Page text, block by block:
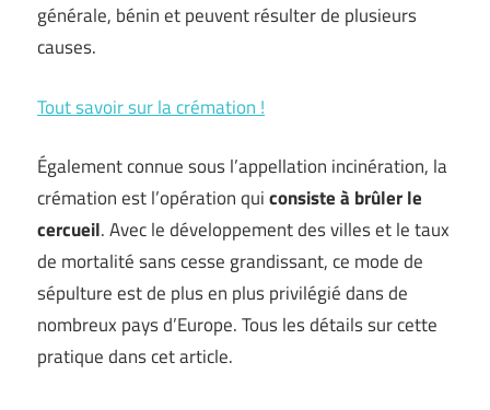
générale, bénin et peuvent résulter de plusieurs
causes.
Tout savoir sur la crémation !
Également connue sous l’appellation incinération, la
crémation est l’opération quiconsiste à brûler le
cercueil. Avec le développement des villes et le taux
de mortalité sans cesse grandissant, ce mode de
sépulture est de plus en plus privilégié dans de
nombreux pays d’Europe. Tous les détails sur cette
pratique dans cet article.